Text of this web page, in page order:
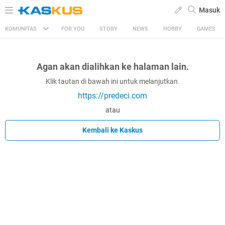
Masuk
KOMUNITAS FOR YOU STORY NEWS HOBBY GAMES
Agan akan dialihkan ke halaman lain.
Klik tautan di bawah ini untuk melanjutkan.
https://predeci.com
atau
Kembali ke Kaskus